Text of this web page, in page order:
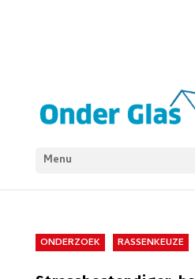
Menu
ONDERZOEK RASSENKEUZE